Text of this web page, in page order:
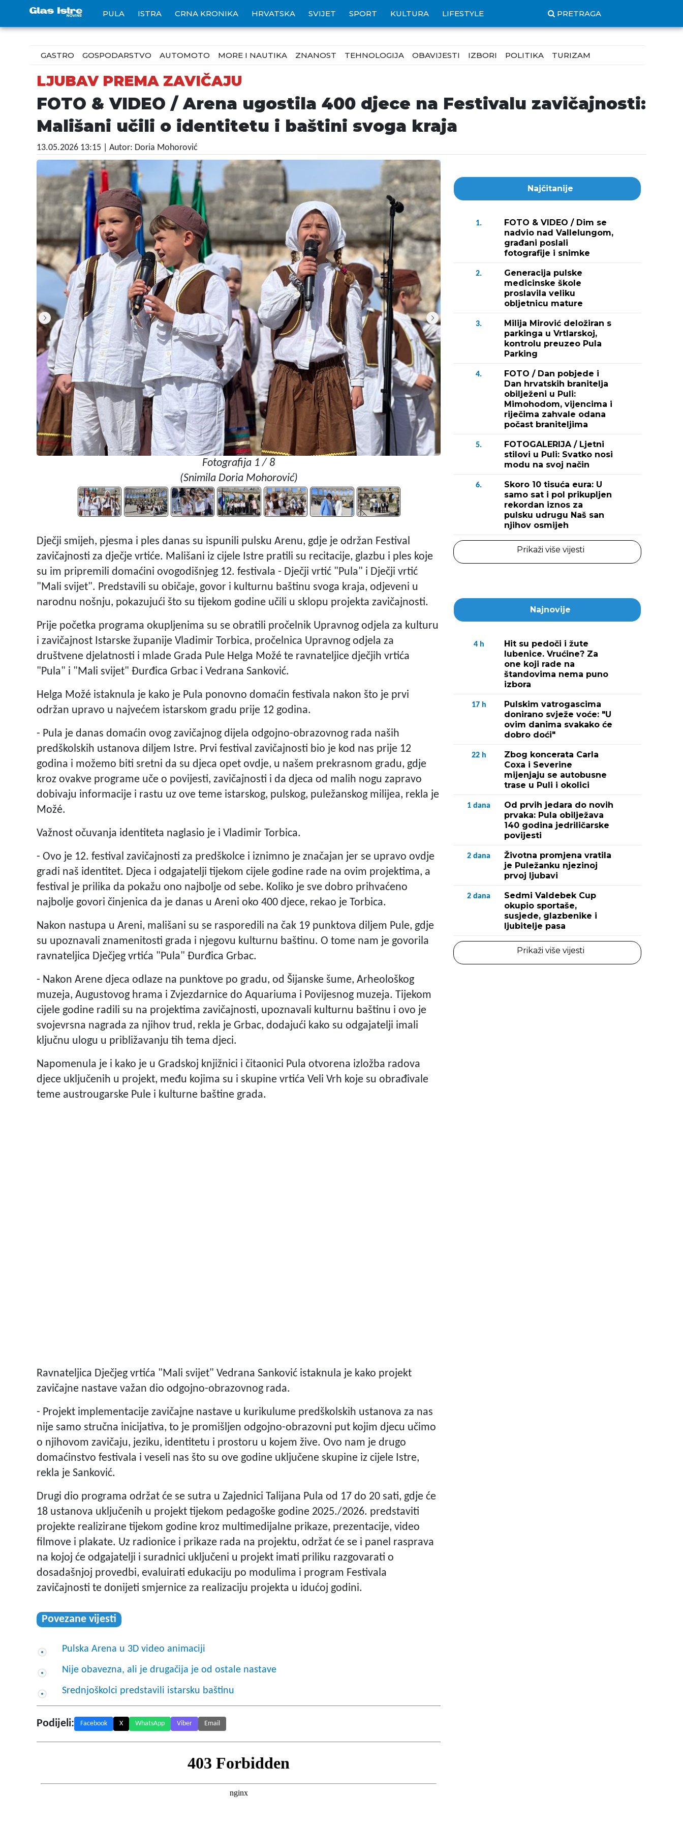
PULA ISTRA CRNA KRONIKA HRVATSKA SVIJET SPORT KULTURA LIFESTYLE PRETRAGA
GASTRO GOSPODARSTVO AUTOMOTO MORE I NAUTIKA ZNANOST TEHNOLOGIJA OBAVIJESTI IZBORI POLITIKA TURIZAM
LJUBAV PREMA ZAVIČAJU
FOTO & VIDEO / Arena ugostila 400 djece na Festivalu zavičajnosti:
Mališani učili o identitetu i baštini svoga kraja
13.05.2026 13:15 | Autor: Doria Mohorović
Fotografija 1 / 8
(Snimila Doria Mohorović)
(Snimila Doria
Dječji smijeh, pjesma i ples danas su ispunili pulsku Arenu, gdje je održan Festival
zavičajnosti za dječje vrtiće. Mališani iz cijele Istre pratili su recitacije, glazbu i ples koje
su im pripremili domaćini ovogodišnjeg 12. festivala - Dječji vrtić "Pula" i Dječji vrtić
"Mali svijet". Predstavili su običaje, govor i kulturnu baštinu svoga kraja, odjeveni u
narodnu nošnju, pokazujući što su tijekom godine učili u sklopu projekta zavičajnosti.
Prije početka programa okupljenima su se obratili pročelnik Upravnog odjela za kulturu
i zavičajnost Istarske županije Vladimir Torbica, pročelnica Upravnog odjela za
društvene djelatnosti i mlade Grada Pule Helga Možé te ravnateljice dječjih vrtića
"Pula" i "Mali svijet" Đurđica Grbac i Vedrana Sanković.
Helga Možé istaknula je kako je Pula ponovno domaćin festivala nakon što je prvi
održan upravo u najvećem istarskom gradu prije 12 godina.
- Pula je danas domaćin ovog zavičajnog dijela odgojno-obrazovnog rada naših
predškolskih ustanova diljem Istre. Prvi festival zavičajnosti bio je kod nas prije 12
godina i možemo biti sretni da su djeca opet ovdje, u našem prekrasnom gradu, gdje
kroz ovakve programe uče o povijesti, zavičajnosti i da djeca od malih nogu zapravo
dobivaju informacije i rastu uz ove teme istarskog, pulskog, puležanskog milijea, rekla je
Možé.
Važnost očuvanja identiteta naglasio je i Vladimir Torbica.
- Ovo je 12. festival zavičajnosti za predškolce i iznimno je značajan jer se upravo ovdje
gradi naš identitet. Djeca i odgajatelji tijekom cijele godine rade na ovim projektima, a
festival je prilika da pokažu ono najbolje od sebe. Koliko je sve dobro prihvaćeno
najbolje govori činjenica da je danas u Areni oko 400 djece, rekao je Torbica.
Nakon nastupa u Areni, mališani su se rasporedili na čak 19 punktova diljem Pule, gdje
su upoznavali znamenitosti grada i njegovu kulturnu baštinu. O tome nam je govorila
ravnateljica Dječjeg vrtića "Pula" Đurđica Grbac.
- Nakon Arene djeca odlaze na punktove po gradu, od Šijanske šume, Arheološkog
muzeja, Augustovog hrama i Zvjezdarnice do Aquariuma i Povijesnog muzeja. Tijekom
cijele godine radili su na projektima zavičajnosti, upoznavali kulturnu baštinu i ovo je
svojevrsna nagrada za njihov trud, rekla je Grbac, dodajući kako su odgajatelji imali
ključnu ulogu u približavanju tih tema djeci.
Napomenula je i kako je u Gradskoj knjižnici i čitaonici Pula otvorena izložba radova
djece uključenih u projekt, među kojima su i skupine vrtića Veli Vrh koje su obrađivale
teme austrougarske Pule i kulturne baštine grada.
Ravnateljica Dječjeg vrtića "Mali svijet" Vedrana Sanković istaknula je kako projekt
zavičajne nastave važan dio odgojno-obrazovnog rada.
- Projekt implementacije zavičajne nastave u kurikulume predškolskih ustanova za nas
nije samo stručna inicijativa, to je promišljen odgojno-obrazovni put kojim djecu učimo
o njihovom zavičaju, jeziku, identitetu i prostoru u kojem žive. Ovo nam je drugo
domaćinstvo festivala i veseli nas što su ove godine uključene skupine iz cijele Istre,
rekla je Sanković.
Drugi dio programa održat će se sutra u Zajednici Talijana Pula od 17 do 20 sati, gdje će
18 ustanova uključenih u projekt tijekom pedagoške godine 2025./2026. predstaviti
projekte realizirane tijekom godine kroz multimedijalne prikaze, prezentacije, video
filmove i plakate. Uz radionice i prikaze rada na projektu, održat će se i panel rasprava
na kojoj će odgajatelji i suradnici uključeni u projekt imati priliku razgovarati o
dosadašnjoj provedbi, evaluirati edukaciju po modulima i program Festivala
zavičajnosti te donijeti smjernice za realizaciju projekta u idućoj godini.
Povezane vijesti
Pulska Arena u 3D video animaciji
Nije obavezna, ali je drugačija je od ostale nastave
Srednjoškolci predstavili istarsku baštinu
Podijeli: Facebook X WhatsApp Viber Email
Najčitanije
1.
FOTO & VIDEO / Dim se
nadvio nad Vallelungom,
građani poslali
fotografije i snimke
2.
Generacija pulske
medicinske škole
proslavila veliku
obljetnicu mature
3.
Milija Mirović deložiran s
parkinga u Vrtlarskoj,
kontrolu preuzeo Pula
Parking
4.
FOTO / Dan pobjede i
Dan hrvatskih branitelja
obilježeni u Puli:
Mimohodom, vijencima i
riječima zahvale odana
počast braniteljima
5.
FOTOGALERIJA / Ljetni
stilovi u Puli: Svatko nosi
modu na svoj način
6.
Skoro 10 tisuća eura: U
samo sat i pol prikupljen
rekordan iznos za
pulsku udrugu Naš san
njihov osmijeh
Prikaži više vijesti
Najnovije
4 h
Hit su pedoči i žute
lubenice. Vrućine? Za
one koji rade na
štandovima nema puno
izbora
17 h
Pulskim vatrogascima
donirano svježe voće: "U
ovim danima svakako će
dobro doći"
22 h
Zbog koncerata Carla
Coxa i Severine
mijenjaju se autobusne
trase u Puli i okolici
1 dana
Od prvih jedara do novih
prvaka: Pula obilježava
140 godina jedriličarske
povijesti
2 dana
Životna promjena vratila
je Puležanku njezinoj
prvoj ljubavi
2 dana
Sedmi Valdebek Cup
okupio sportaše,
susjede, glazbenike i
ljubitelje pasa
Prikaži više vijesti